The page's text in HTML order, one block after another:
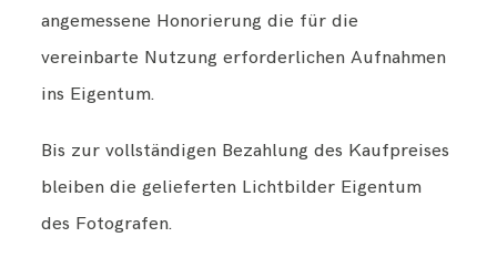
angemessene Honorierung die für die
vereinbarte Nutzung erforderlichen Aufnahmen
ins Eigentum.
Bis zur vollständigen Bezahlung des Kaufpreises
bleiben die gelieferten Lichtbilder Eigentum
des Fotografen.